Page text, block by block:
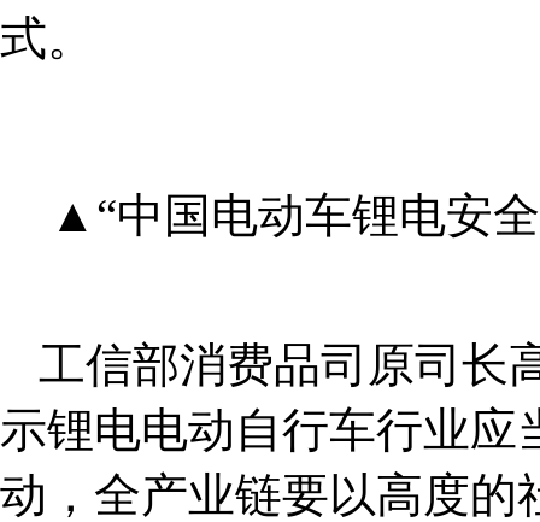
式。
▲“中国电动车锂电安
工信部消费品司原司长
示锂电电动自行车行业应
动，全产业链要以高度的